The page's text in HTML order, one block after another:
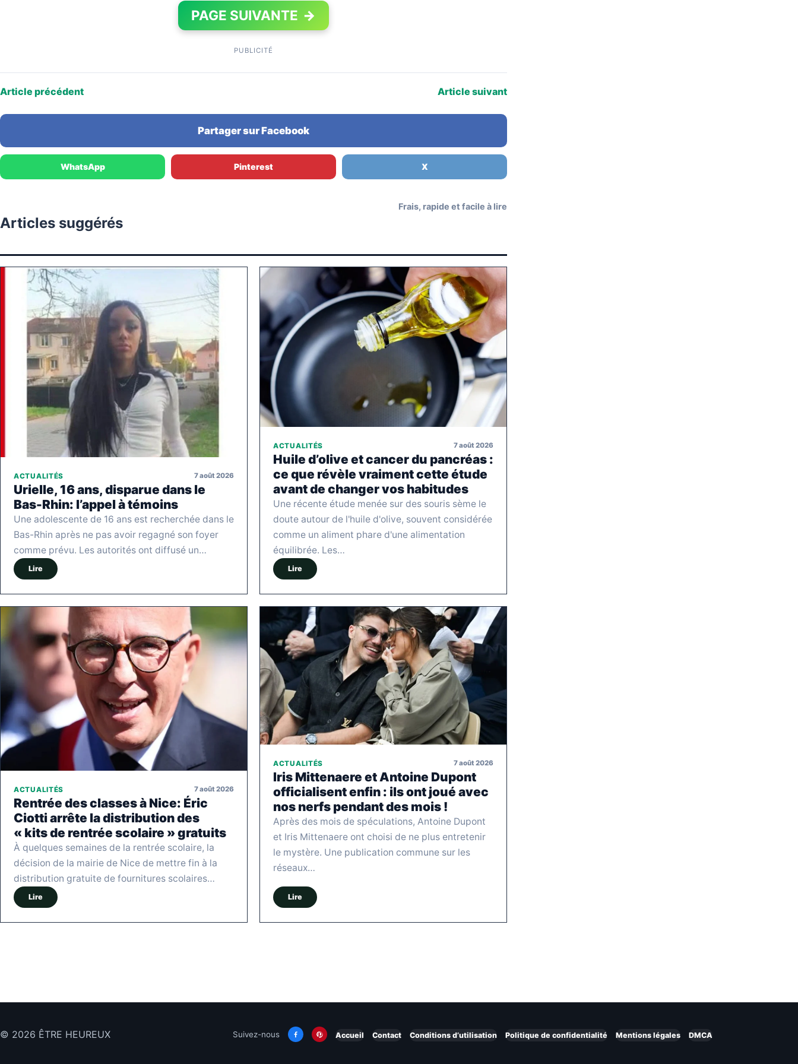
PAGE SUIVANTE →
PUBLICITÉ
Article précédent Article suivant
Partager sur Facebook
WhatsApp Pinterest X
Articles suggérés
Frais, rapide et facile à lire
ACTUALITÉS 7 août 2026
Urielle, 16 ans, disparue dans le
Bas-Rhin: l’appel à témoins
Une adolescente de 16 ans est recherchée dans le
Bas-Rhin après ne pas avoir regagné son foyer
comme prévu. Les autorités ont diffusé un…
Lire
ACTUALITÉS 7 août 2026
Huile d’olive et cancer du pancréas :
ce que révèle vraiment cette étude
avant de changer vos habitudes
Une récente étude menée sur des souris sème le
doute autour de l'huile d'olive, souvent considérée
comme un aliment phare d'une alimentation
équilibrée. Les…
Lire
ACTUALITÉS 7 août 2026
Rentrée des classes à Nice: Éric
Ciotti arrête la distribution des
« kits de rentrée scolaire » gratuits
À quelques semaines de la rentrée scolaire, la
décision de la mairie de Nice de mettre fin à la
distribution gratuite de fournitures scolaires…
Lire
ACTUALITÉS 7 août 2026
Iris Mittenaere et Antoine Dupont
officialisent enfin : ils ont joué avec
nos nerfs pendant des mois !
Après des mois de spéculations, Antoine Dupont
et Iris Mittenaere ont choisi de ne plus entretenir
le mystère. Une publication commune sur les
réseaux…
Lire
© 2026 ÊTRE HEUREUX Suivez-nous Accueil Contact Conditions d’utilisation Politique de confidentialité Mentions légales DMCA